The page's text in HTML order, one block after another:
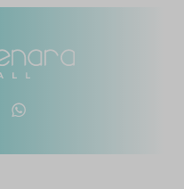
